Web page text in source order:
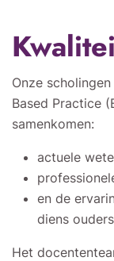
Onze
Based Practice
samenkomen:
actuele
en de
diens
Het